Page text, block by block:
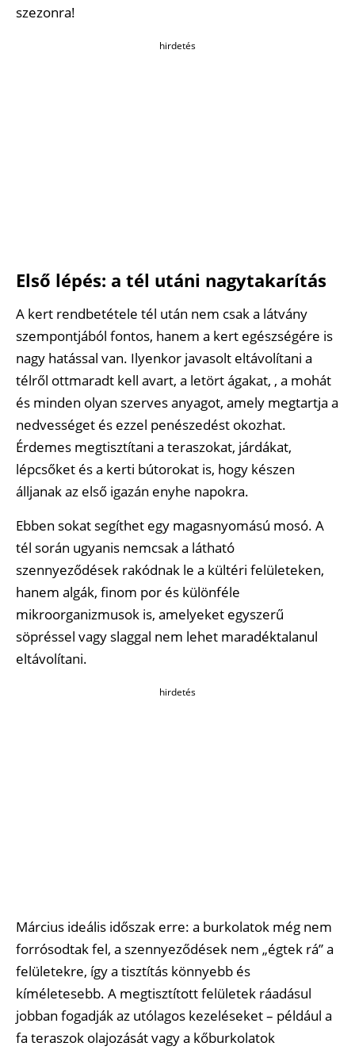
szezonra!
hirdetés
Első lépés: a tél utáni nagytakarítás
A kert rendbetétele tél után nem csak a látvány
szempontjából fontos, hanem a kert egészségére is
nagy hatással van. Ilyenkor javasolt eltávolítani a
télről ottmaradt kell avart, a letört ágakat, , a mohát
és minden olyan szerves anyagot, amely megtartja a
nedvességet és ezzel penészedést okozhat.
Érdemes megtisztítani a teraszokat, járdákat,
lépcsőket és a kerti bútorokat is, hogy készen
álljanak az első igazán enyhe napokra.
Ebben sokat segíthet egy magasnyomású mosó. A
tél során ugyanis nemcsak a látható
szennyeződések rakódnak le a kültéri felületeken,
hanem algák, finom por és különféle
mikroorganizmusok is, amelyeket egyszerű
söpréssel vagy slaggal nem lehet maradéktalanul
eltávolítani.
hirdetés
Március ideális időszak erre: a burkolatok még nem
forrósodtak fel, a szennyeződések nem „égtek rá” a
felületekre, így a tisztítás könnyebb és
kíméletesebb. A megtisztított felületek ráadásul
jobban fogadják az utólagos kezeléseket – például a
fa teraszok olajozását vagy a kőburkolatok